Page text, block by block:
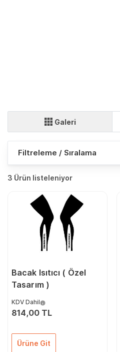
Galeri
Filtreleme / Sıralama
3 Ürün listeleniyor
Bacak Isıtıcı ( Özel
Tasarım )
KDV Dahil
814,00 TL
Ürüne Git